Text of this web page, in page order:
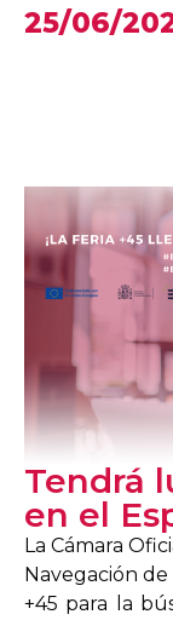
25/06/
Tendrá
en el
La Cámara
Navegación de
+45 para la